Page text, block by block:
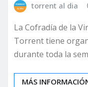
torrent al dia
La Cofradía de la
Torrent tiene
durante toda la
MÁS